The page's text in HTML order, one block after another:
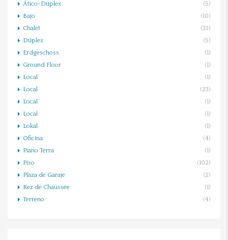
Ático-Dúplex
(5)
Bajo
(10)
Chalet
(33)
Dúplex
(5)
Erdgeschoss
(1)
Ground Floor
(1)
Local
(1)
Local
(23)
Local
(1)
Local
(1)
Lokal
(1)
Oficina
(4)
Piano Terra
(1)
Piso
(102)
Plaza de Garaje
(2)
Rez de Chaussée
(1)
Terreno
(4)